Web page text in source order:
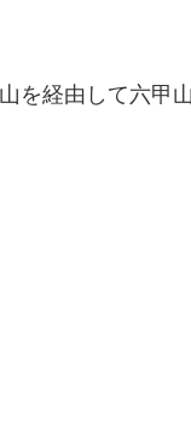
を経由して六甲